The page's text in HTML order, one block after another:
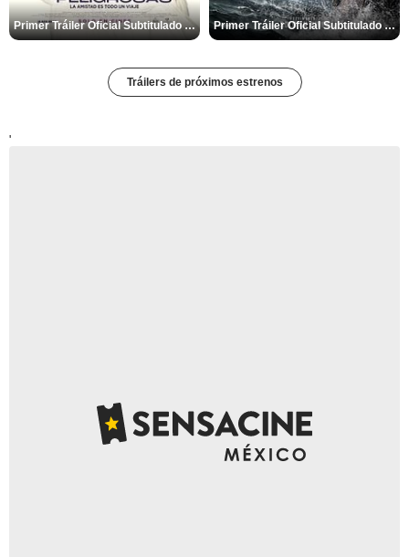
Primer Tráiler Oficial Subtitulado de 'Relajadas y Muy Peligrosas' Primer Tráiler Oficial Subtitulado de 'Código: Venganza'
Tráilers de próximos estrenos
'